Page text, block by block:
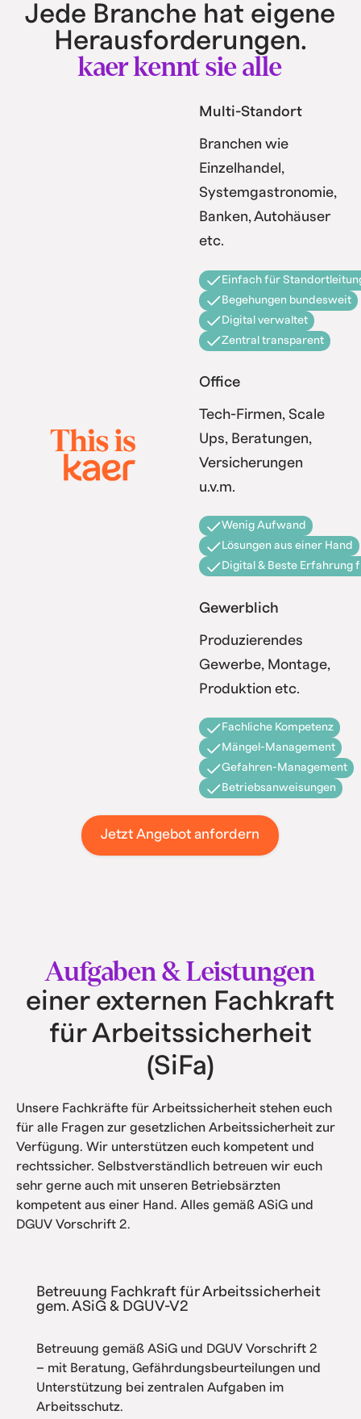
Jede Branche hat eigene
Herausforderungen.
kaer kennt sie alle
Multi-Standort
Branchen wie
Einzelhandel,
Systemgastronomie,
Banken, Autohäuser
etc.
Einfach für
Begehungen bundesweit
Digital verwaltet
Zentral transparent
Office
Tech-Firmen, Scale
Ups, Beratungen,
Versicherungen
u.v.m.
Wenig Aufwand
Lösungen aus einer Hand
Digital & Beste Erfahrung
Gewerblich
Produzierendes
Gewerbe, Montage,
Produktion etc.
Fachliche Kompetenz
Mängel-Management
Gefahren-Management
Betriebsanweisungen
Jetzt Angebot anfordern
Aufgaben & Leistungen
einer externen Fachkraft
für Arbeitssicherheit
(SiFa)
Unsere Fachkräfte für Arbeitssicherheit stehen euch
für alle Fragen zur gesetzlichen Arbeitssicherheit zur
Verfügung. Wir unterstützen euch kompetent und
rechtssicher. Selbstverständlich betreuen wir euch
sehr gerne auch mit unseren Betriebsärzten
kompetent aus einer Hand. Alles gemäß ASiG und
DGUV Vorschrift 2.
Betreuung Fachkraft für Arbeitssicherheit
gem. ASiG & DGUV-V2
Betreuung gemäß ASiG und DGUV Vorschrift 2
– mit Beratung, Gefährdungsbeurteilungen und
Unterstützung bei zentralen Aufgaben im
Arbeitsschutz.